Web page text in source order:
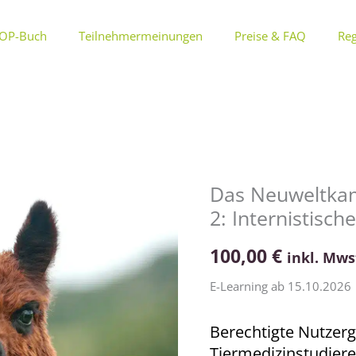
OP-Buch Teilnehmermeinungen Preise & FAQ
Das
2:
100,00€ inkl.
E-Learning ab 15.10.2026
Berechtigte
Das
Neuweltkamel
Notdienst
Internistische